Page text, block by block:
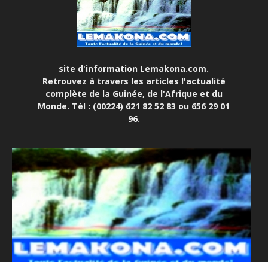
site d'information Lemakona.com.
Retrouvez à travers les articles l'actualité
complète de la Guinée, de l'Afrique et du
Monde. Tél : (00224) 621 82 52 83 ou 656 29 01
96.